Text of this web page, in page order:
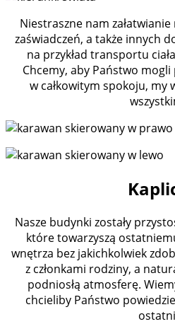
Niestraszne nam
zaświadczeń, a także innych
na przykład transportu
Chcemy, aby Państwo
w całkowitym spokoju, my
Nasze budynki zostały
które towarzyszą
wnętrza bez jakichkolwiek
z członkami rodziny, a
podniosłą atmosferę.
chcieliby Państwo